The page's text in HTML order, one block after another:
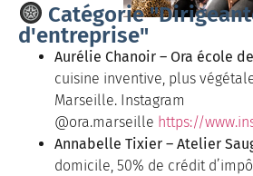
Catégorie
d'entreprise"
Aurélie Chanoir – Ora école
cuisine inventive, plus
Marseille. Instagram
@ora.marseille https://
Annabelle Tixier – Atelier
domicile, 50% de crédit